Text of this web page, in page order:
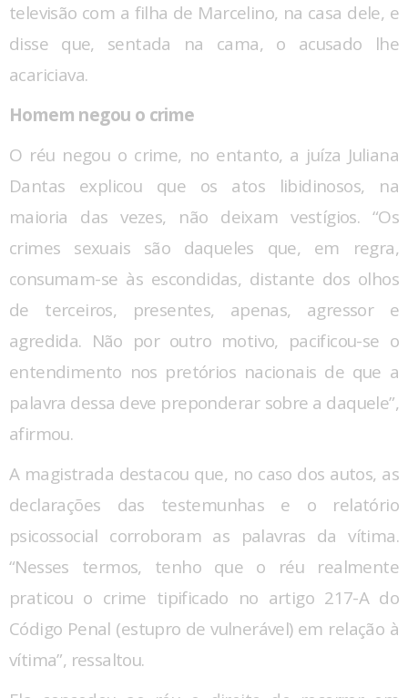
televisão com a filha de Marcelino, na casa dele, e
disse que, sentada na cama, o acusado lhe
acariciava.
Homem negou o crime
O réu negou o crime, no entanto, a juíza Juliana
Dantas explicou que os atos libidinosos, na
maioria das vezes, não deixam vestígios. “Os
crimes sexuais são daqueles que, em regra,
consumam-se às escondidas, distante dos olhos
de terceiros, presentes, apenas, agressor e
agredida. Não por outro motivo, pacificou-se o
entendimento nos pretórios nacionais de que a
palavra dessa deve preponderar sobre a daquele”,
afirmou.
A magistrada destacou que, no caso dos autos, as
declarações das testemunhas e o relatório
psicossocial corroboram as palavras da vítima.
“Nesses termos, tenho que o réu realmente
praticou o crime tipificado no artigo 217-A do
Código Penal (estupro de vulnerável) em relação à
vítima”, ressaltou.